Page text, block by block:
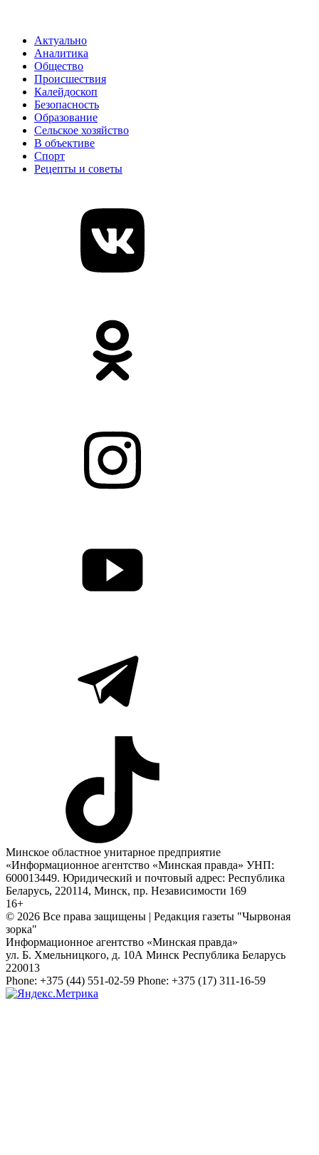
Актуально
Аналитика
Общество
Происшествия
Калейдоскоп
Безопасность
Образование
Сельское хозяйство
В объективе
Спорт
Рецепты и советы
Минское областное унитарное предприятие
«Информационное агентство «Минская правда» УНП:
600013449. Юридический и почтовый адрес: Республика
Беларусь, 220114, Минск, пр. Независимости 169
16+
© 2026 Все права защищены | Редакция газеты "Чырвоная
зорка"
Информационное агентство «Минская правда»
ул. Б. Хмельницкого, д. 10А Минск Республика Беларусь
220013
Phone: +375 (44) 551-02-59 Phone: +375 (17) 311-16-59